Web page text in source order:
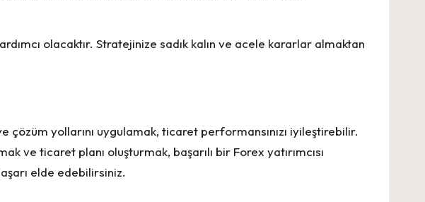
olacaktır. Stratejinize sadık kalın ve acele kararlar almaktan
çözüm yollarını uygulamak, ticaret performansınızı iyileştirebilir.
ve ticaret planı oluşturmak, başarılı bir Forex yatırımcısı
elde edebilirsiniz.